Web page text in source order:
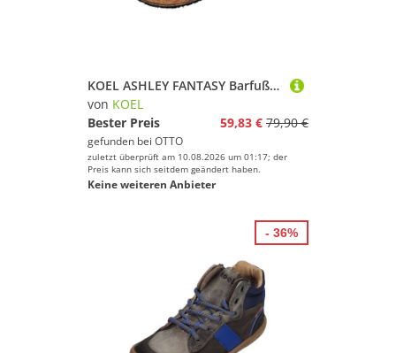
KOEL ASHLEY FANTASY Barfußschuh Jeans
von KOEL
Bester Preis
59,83 € 79,90 €
gefunden bei OTTO
zuletzt überprüft am 10.08.2026 um 01:17; der
Preis kann sich seitdem geändert haben.
Keine weiteren Anbieter
- 36%